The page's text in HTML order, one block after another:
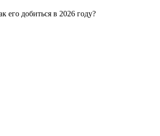
его добиться в 2026 году?